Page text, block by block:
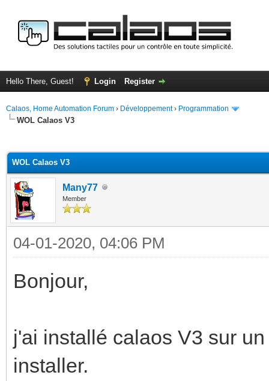
Hello There, Guest! Login Register
Calaos, Home Automation Forum › Développement› Programmation
WOL Calaos V3
WOL Calaos V3
Many77
Member
04-01-2020, 04:06 PM
Bonjour,
j'ai installé calaos V3 sur
installer.